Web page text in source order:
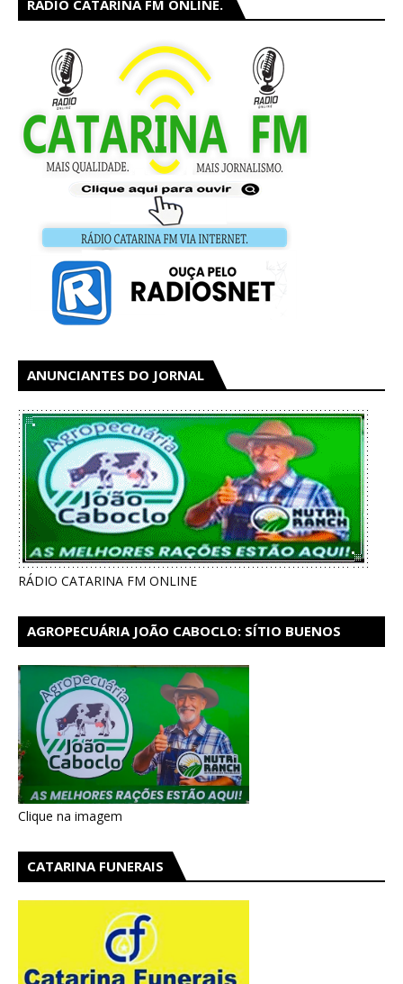
RÁDIO CATARINA FM ONLINE.
ANUNCIANTES DO JORNAL
RÁDIO CATARINA FM ONLINE
AGROPECUÁRIA JOÃO CABOCLO: SÍTIO BUENOS
Clique na imagem
CATARINA FUNERAIS